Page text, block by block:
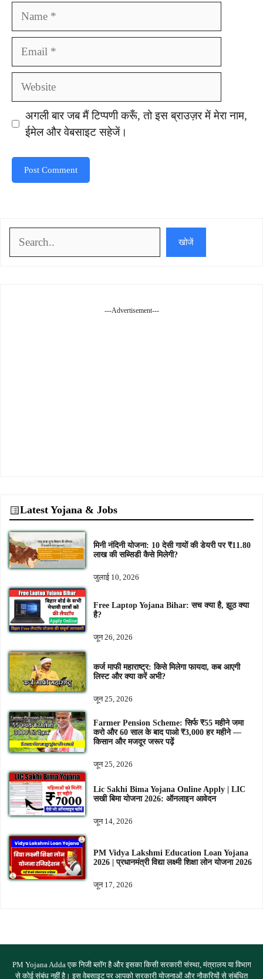
अगली बार जब मैं टिप्पणी करूँ, तो इस ब्राउज़र में मेरा नाम,
ईमेल और वेबसाइट सहेजें।
खोजें
खोजें
---Advertisement---
Latest Yojana & Jobs
मिनी नंदिनी योजना: 10 देसी गायों की डेयरी पर ₹11.80
लाख की सब्सिडी कैसे मिलेगी?
जुलाई 10, 2026
Free Laptop Yojana Bihar: सच क्या है, झूठ क्या
है?
जून 26, 2026
कर्ज माफी महाराष्ट्र: किसे मिलेगा फायदा, कब आएगी
लिस्ट और क्या करें अभी?
जून 25, 2026
Farmer Pension Scheme: सिर्फ ₹55 महीने जमा
करो और 60 साल के बाद पाओ ₹3,000 हर महीने —
किसान और मजदूर जरूर पढ़ें
जून 25, 2026
Lic Sakhi Bima Yojana Online Apply | LIC
सखी बिमा योजना 2026: ऑनलाइन आवेदन
जून 14, 2026
PM Vidya Lakshmi Education Loan Yojana
2026 | प्रधानमंत्री विद्या लक्ष्मी शिक्षा लोन योजना 2026
जून 17, 2026
PM Yojana Adda एक निजी ब्लॉग है और इसका किसी सरकारी संस्था, मंत्रालय या विभाग
से कोई संबंध नहीं है। इस वेबसाइट पर आपको सरकारी योजनाओं और नौकरियों से संबंधित